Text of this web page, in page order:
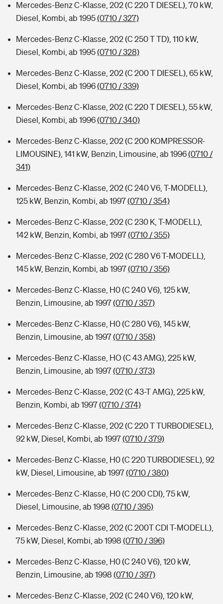
Mercedes-Benz C-Klasse, 202 (C 220 T DIESEL), 70 kW,
Diesel, Kombi, ab 1995(0710 / 327)
Mercedes-Benz C-Klasse, 202 (C 250 T TD), 110 kW,
Diesel, Kombi, ab 1995(0710 / 328)
Mercedes-Benz C-Klasse, 202 (C 200 T DIESEL), 65 kW,
Diesel, Kombi, ab 1996(0710 / 339)
Mercedes-Benz C-Klasse, 202 (C 220 T DIESEL), 55 kW,
Diesel, Kombi, ab 1996(0710 / 340)
Mercedes-Benz C-Klasse, 202 (C 200 KOMPRESSOR-
LIMOUSINE), 141 kW, Benzin, Limousine, ab 1996(0710 /
341)
Mercedes-Benz C-Klasse, 202 (C 240 V6, T-MODELL),
125 kW, Benzin, Kombi, ab 1997(0710 / 354)
Mercedes-Benz C-Klasse, 202 (C 230 K, T-MODELL),
142 kW, Benzin, Kombi, ab 1997(0710 / 355)
Mercedes-Benz C-Klasse, 202 (C 280 V6 T-MODELL),
145 kW, Benzin, Kombi, ab 1997(0710 / 356)
Mercedes-Benz C-Klasse, H0 (C 240 V6), 125 kW,
Benzin, Limousine, ab 1997(0710 / 357)
Mercedes-Benz C-Klasse, H0 (C 280 V6), 145 kW,
Benzin, Limousine, ab 1997(0710 / 358)
Mercedes-Benz C-Klasse, HO (C 43 AMG), 225 kW,
Benzin, Limousine, ab 1997(0710 / 373)
Mercedes-Benz C-Klasse, 202 (C 43-T AMG), 225 kW,
Benzin, Kombi, ab 1997(0710 / 374)
Mercedes-Benz C-Klasse, 202 (C 220 T TURBODIESEL),
92 kW, Diesel, Kombi, ab 1997(0710 / 379)
Mercedes-Benz C-Klasse, H0 (C 220 TURBODIESEL), 92
kW, Diesel, Limousine, ab 1997(0710 / 380)
Mercedes-Benz C-Klasse, H0 (C 200 CDI), 75 kW,
Diesel, Limousine, ab 1998 (0710 / 395)
Mercedes-Benz C-Klasse, 202 (C 200T CDI T-MODELL),
75 kW, Diesel, Kombi, ab 1998 (0710 / 396)
Mercedes-Benz C-Klasse, H0 (C 240 V6), 120 kW,
Benzin, Limousine, ab 1998 (0710 / 397)
Mercedes-Benz C-Klasse, 202 (C 240 V6), 120 kW,